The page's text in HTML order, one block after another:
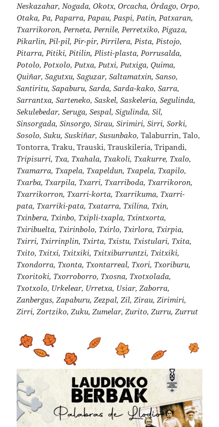
Neskazahar, Nogada, Okotx, Orcacha, Órdago, Orpo,
Otaka, Pa, Paparra, Papau, Paspi, Patin, Patxaran,
Txarrikoron, Perneta, Pernile, Perretxiko, Pigaza,
Pikarlin, Pil-pil, Pir-pir, Pirrilera, Pista, Pistojo,
Pitarra, Pitiki, Pitilin, Plisti-plasta, Porrusalda,
Potolo, Potxolo, Putxa, Putxi, Putxiga, Quima,
Quiñar, Sagutxu, Saguzar, Saltamatxin, Sanso,
Santiritu, Sapaburu, Sarda, Sarda-kako, Sarra,
Sarrantxa, Sarteneko, Saskel, Saskeleria, Segulinda,
Sekulebedar, Seruga, Sespal, Sigulinda, Sil,
Sinsorgada, Sinsorgo, Sirau, Sirimiri, Sirri, Sorki,
Sosolo, Suku, Suskiñar, Susunbako, Talaburrin, Talo,
Tontorra, Traku, Trauski, Trauskileria, Tripandi,
Tripisurri, Txa, Txahala, Txakoli, Txakurre, Txalo,
Txamarra, Txapela, Txapeldun, Txapela, Txapilo,
Txarba, Txarpila, Txarri, Txarriboda, Txarrikoron,
Txarrikorron, Txarri-korta, Txarrikuma, Txarri-
pata, Txarriki-pata, Txatarra, Txilina, Txin,
Txinbera, Txinbo, Txipli-txapla, Txintxorta,
Txiribuelta, Txirinbolo, Txirlo, Txirlora, Txirpia,
Txirri, Txirrinplin, Txirta, Txistu, Txistulari, Txita,
Txito, Txitxi, Txitxiki, Txitxiburruntzi, Txitxiki,
Txondorra, Txonta, Txontarreal, Txori, Txoriburu,
Txoritoki, Txorroborro, Txosna, Txotxolada,
Txotxolo, Urkelear, Urretxa, Usiar, Zaborra,
Zanbergas, Zapaburu, Zezpal, Zil, Zirau, Zirimiri,
Zirri, Zortziko, Zuku, Zumelar, Zurito, Zurru, Zurrut